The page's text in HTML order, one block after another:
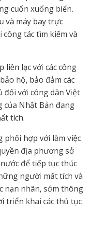
cuốn xuống biển.
và máy bay trực
tác tìm kiếm và
liên lạc với các công
hộ, bảo đảm các
đối với công dân Việt
của Nhật Bản đang
tích.
hợp với làm việc
địa phương sở
để tiếp tục thúc
người mất tích và
nạn nhân, sớm thông
triển khai các thủ tục